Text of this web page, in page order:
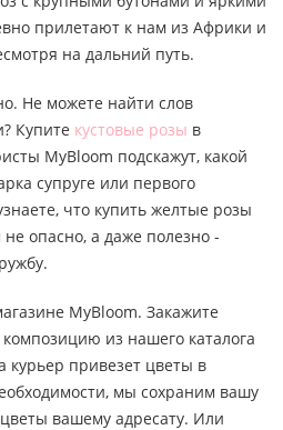
прилетают к нам из Африки и
на дальний путь.
Не можете найти слов
Купите кустовые розы в
MyBloom подскажут, какой
супруге или первого
что купить желтые розы
опасно, а даже полезно -
MyBloom. Закажите
из нашего каталога
курьер привезет цветы в
мы сохраним вашу
вашему адресату. Или